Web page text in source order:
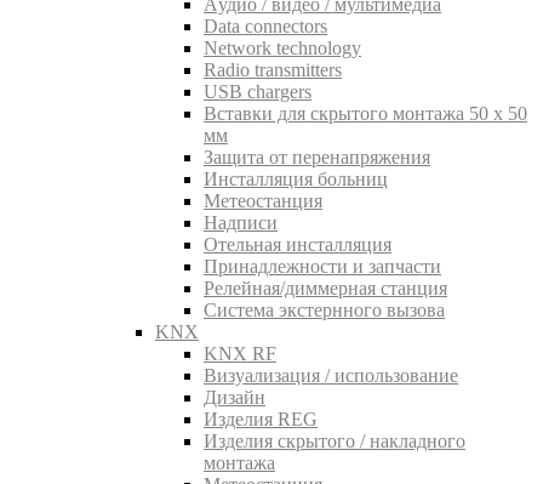
Aудио / видео / мультимедиа
Data connectors
Network technology
Radio transmitters
USB chargers
Вставки для скрытого монтажа 50 x 50
мм
Защита от перенапряжения
Инсталляция больниц
Метеостанция
Надписи
Отельная инсталляция
Принадлежности и запчасти
Релейная/диммерная станция
Система экстернного вызова
KNX
KNX RF
Визуализация / использование
Дизайн
Изделия REG
Изделия скрытого / накладного
монтажа